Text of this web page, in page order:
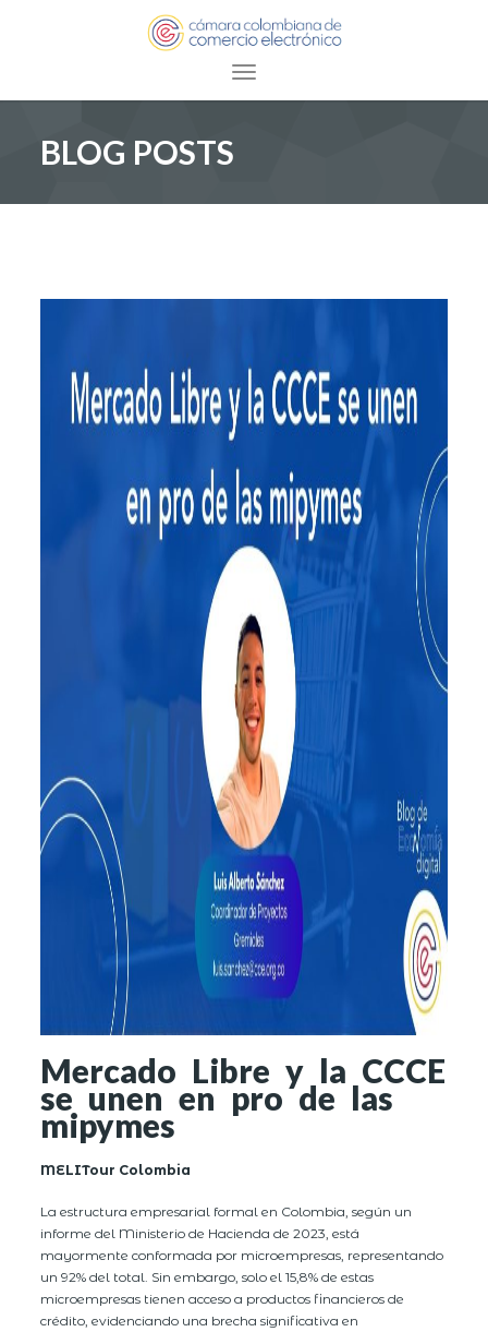
Toggle navigation
BLOG POSTS
Mercado Libre y la CCCE
se unen en pro de las
mipymes
MELITour Colombia
La estructura empresarial formal en Colombia, según un
informe del Ministerio de Hacienda de 2023, está
mayormente conformada por microempresas, representando
un 92% del total. Sin embargo, solo el 15,8% de estas
microempresas tienen acceso a productos financieros de
crédito, evidenciando una brecha significativa en